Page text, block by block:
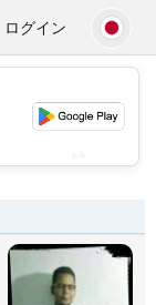
ログイン